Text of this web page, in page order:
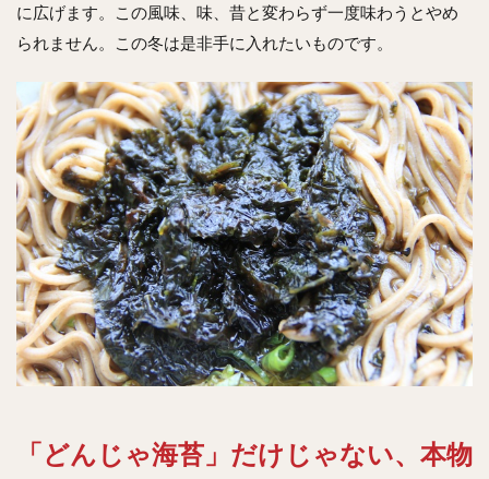
に広げます。この風味、味、昔と変わらず一度味わうとやめ
られません。この冬は是非手に入れたいものです。
「どんじゃ海苔」だけじゃない、本物